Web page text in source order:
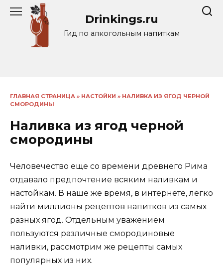
Перейти
содержанию
Drinkings.ru
Гид по алкогольным напиткам
ГЛАВНАЯ СТРАНИЦА » НАСТОЙКИ » НАЛИВКА ИЗ ЯГОД ЧЕРНОЙ
СМОРОДИНЫ
Наливка из ягод черной
смородины
Человечество еще со времени древнего Рима
отдавало предпочтение всяким наливкам и
настойкам. В наше же время, в интернете, легко
найти миллионы рецептов напитков из самых
разных ягод. Отдельным уважением
пользуются различные смородиновые
наливки, рассмотрим же рецепты самых
популярных из них.